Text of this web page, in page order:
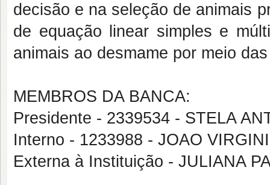
decisão e na seleção de animais
de equação linear simples e
animais ao desmame por meio
MEMBROS DA BANCA:
Presidente - 2339534 - STELA
Interno - 1233988 - JOAO
Externa à Instituição - JULIANA